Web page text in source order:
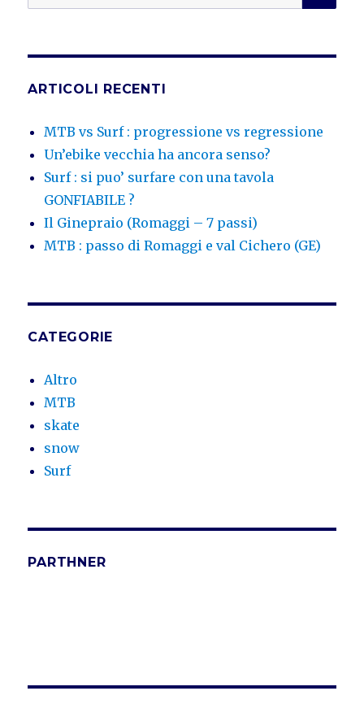
ARTICOLI RECENTI
MTB vs Surf : progressione vs regressione
Un’ebike vecchia ha ancora senso?
Surf : si puo’ surfare con una tavola
GONFIABILE ?
Il Ginepraio (Romaggi – 7 passi)
MTB : passo di Romaggi e val Cichero (GE)
CATEGORIE
Altro
MTB
skate
snow
Surf
PARTHNER